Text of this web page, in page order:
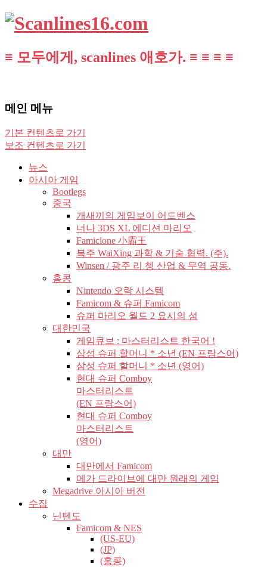
≡ 모두에게, scanlines 애호가. ≡ ≡ ≡ ≡
메인 메뉴
기본 컨텐츠로 가기
보조 컨텐츠로 가기
뉴스
아시아 게임
Bootlegs
중국
개새끼의 게임보이 어드벤스
너나 3DS XL 에디션 마리오
Famiclone 小霸王
복주 WaiXing 과학 & 기술 협력. (주).
Winsen / 광주 리 쳉 산업 & 무역 공동.
홍콩
Nintendo 오락 시스템
Famicom & 슈퍼 Famicom
슈퍼 마리오 월드 2 요시의 섬
대한민국
게임큐브 : 마스터리스트 한국어 !
삼성 슈퍼 할머니 * 소년 (EN 프랑스어)
삼성 슈퍼 할머니 * 소년 (영어)
현대 슈퍼 Comboy
마스터리스트
(EN 프랑스어)
현대 슈퍼 Comboy
마스터리스트
(영어)
대만
대만에서 Famicom
메가 드라이브에 대만 원래의 게임
Megadrive 아시아 버전
수집
닌텐도
Famicom & NES
(US-EU)
(JP)
(홍콩)